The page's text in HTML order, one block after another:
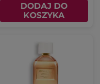
DODAJ DO
KOSZYKA